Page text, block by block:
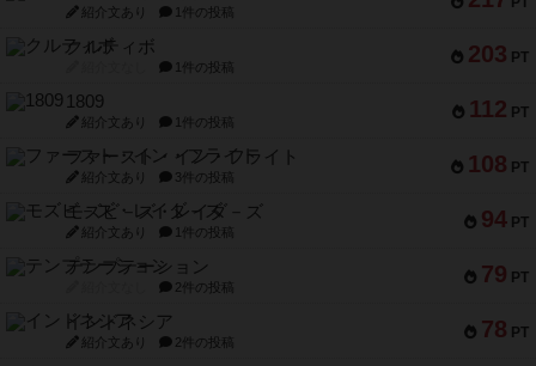
紹介文あり 1件の投稿
203 PT
クルティボ
1件の投稿
112 PT
1809
紹介文あり 1件の投稿
108 PT
ファースト・イン・フライト
紹介文あり 3件の投稿
94 PT
モズビ－ズ・レイダ－ズ
紹介文あり 1件の投稿
79 PT
テンプテーション
2件の投稿
78 PT
インドネシア
紹介文あり 2件の投稿